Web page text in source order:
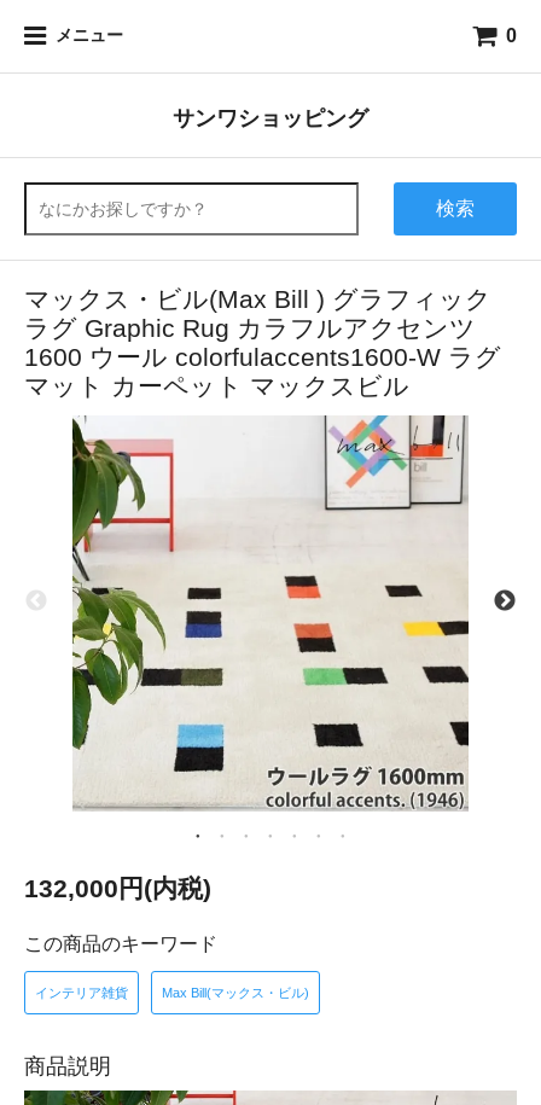
メニュー 0
サンワショッピング
検索
マックス・ビル(Max Bill ) グラフィック
ラグ Graphic Rug カラフルアクセンツ
1600 ウール colorfulaccents1600-W ラグ
マット カーペット マックスビル
132,000円(内税)
この商品のキーワード
インテリア雑貨 Max Bill(マックス・ビル)
商品説明